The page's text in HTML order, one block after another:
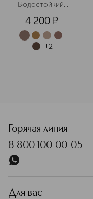
Водостойкий
бровей
4 200 ¤
+2
Горячая линия
8-800-100-00-05
Для вас